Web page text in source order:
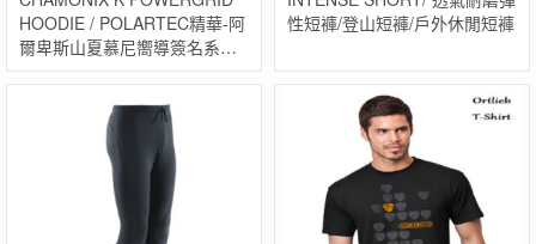
HOODIE / POLARTEC精華-阿
爾卑斯山夏慕尼嚮導簽名系
列!!! 保暖透氣快乾外套
性短褲/登山短褲/戶外休閒短褲